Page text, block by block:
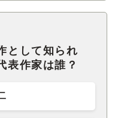
として知られ
表作家は誰？